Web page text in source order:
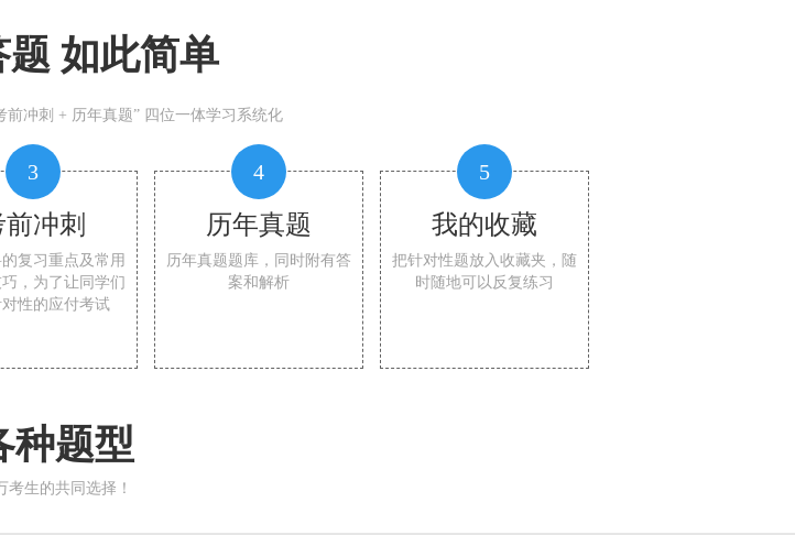
如此简单
前冲刺 + 历年真题” 四位一体学习系统化
3
冲刺
复习重点及常用
，为了让同学们
对性的应付考试
4
历年真题
历年真题题库，同时附有答
案和解析
5
我的收藏
把针对性题放入收藏夹，随
时随地可以反复练习
种题型
考生的共同选择！